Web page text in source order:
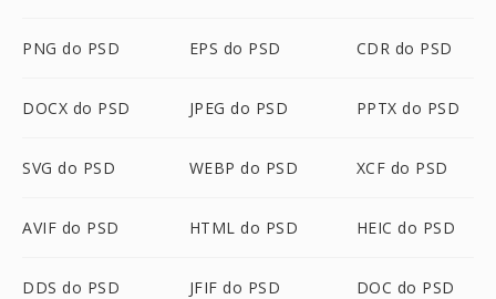
PNG do PSD EPS do PSD CDR do PSD
DOCX do PSD JPEG do PSD PPTX do PSD
SVG do PSD WEBP do PSD XCF do PSD
AVIF do PSD HTML do PSD HEIC do PSD
DDS do PSD JFIF do PSD DOC do PSD